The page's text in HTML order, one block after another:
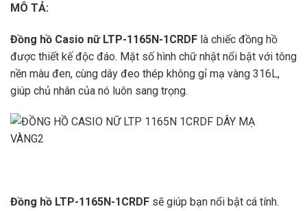
MÔ TẢ:
Đồng hồ Casio nữ LTP-1165N-1CRDF là chiếc đồng hồ
được thiết kế độc đáo. Mặt số hình chữ nhật nổi bật với tông
nền màu đen, cùng dây đeo thép không gỉ mạ vàng 316L,
giúp chủ nhân của nó luôn sang trọng.
Đồng hồ LTP-1165N-1CRDF sẽ giúp bạn nổi bật cá tính.